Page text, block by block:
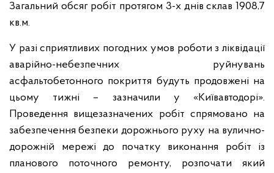
Загальний обсяг робіт протягом 3-х днів склав 1908,7
кв.м.
У разі сприятливих погодних умов роботи з ліквідації
аварійно-небезпечних руйнувань
асфальтобетонного покриття будуть продовжені на
цьому тижні – зазначили у «Київавтодорі».
Проведення вищезазначених робіт спрямовано на
забезпечення безпеки дорожнього руху на вулично-
дорожній мережі до початку виконання робіт із
планового поточного ремонту, розпочати який